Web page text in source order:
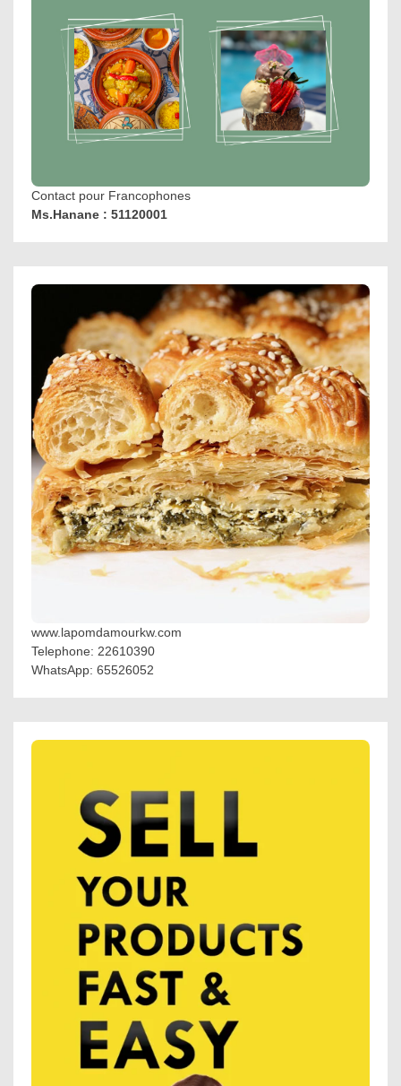
Contact pour Francophones
Ms.Hanane : 51120001
www.lapomdamourkw.com
Telephone: 22610390
WhatsApp: 65526052